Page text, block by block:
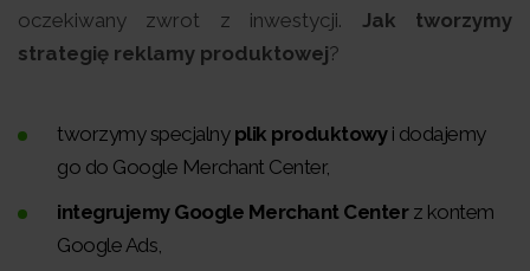
oczekiwany zwrot z inwestycji. Jak tworzymy
strategię reklamy produktowej?
tworzymy specjalny plik produktowyi dodajemy
go do Google Merchant Center,
integrujemy Google Merchant Centerz kontem
Google Ads,